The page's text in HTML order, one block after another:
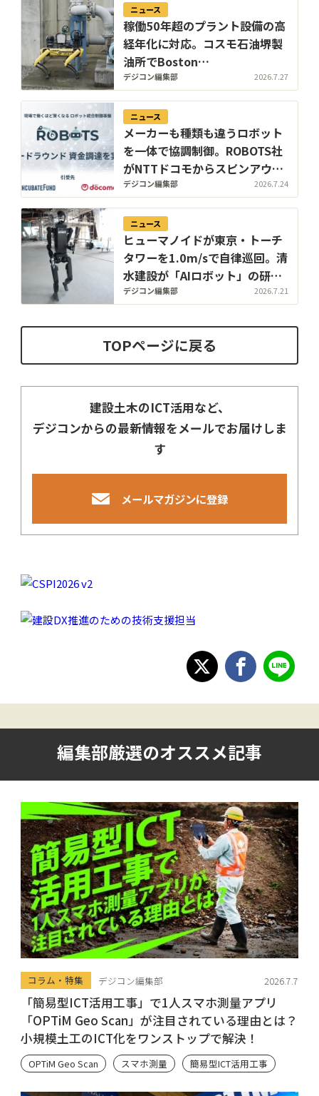
ニュース
稼働50年超のプラント設備の高
経年化に対応。コスモ石油堺製
油所でBoston
Dynamics「Spot」を活用した
自律型設備点検のPoCを開始
デジコン編集部 2026.7.27
ニュース
メーカーも種類も違うロボット
を一体で協調制御。ROBOTS社
がNTTドコモからスピンアウト
しシード資金調達・警備現場か
ら社会実装へ
デジコン編集部 2026.7.24
ニュース
ヒューマノイドが東京・トーチ
タワーを1.0m/sで自律巡回。清
水建設が「AIロボット」の研究
開発を本格化
デジコン編集部 2026.7.21
TOPページに戻る
建設土木のICT活用など、
デジコンからの最新情報をメールでお届けしま
す
メールマガジンに登録
編集部厳選のオススメ記事
コラム・特集 デジコン編集部 2026.7.7
「簡易型ICT活用工事」で1人スマホ測量アプリ
「OPTiM Geo Scan」が注目されている理由とは？
小規模土工のICT化をワンストップで解決！
OPTiM Geo Scan スマホ測量 簡易型ICT活用工事